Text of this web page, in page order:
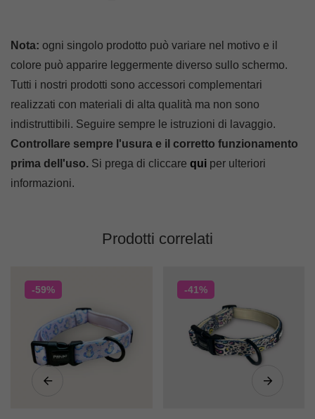
Nota: ogni singolo prodotto può variare nel motivo e il
colore può apparire leggermente diverso sullo schermo.
Tutti i nostri prodotti sono accessori complementari
realizzati con materiali di alta qualità ma non sono
indistruttibili. Seguire sempre le istruzioni di lavaggio.
Controllare sempre l'usura e il corretto funzionamento
prima dell'uso. Si prega di cliccare qui per ulteriori
informazioni.
Prodotti correlati
-59% -41%